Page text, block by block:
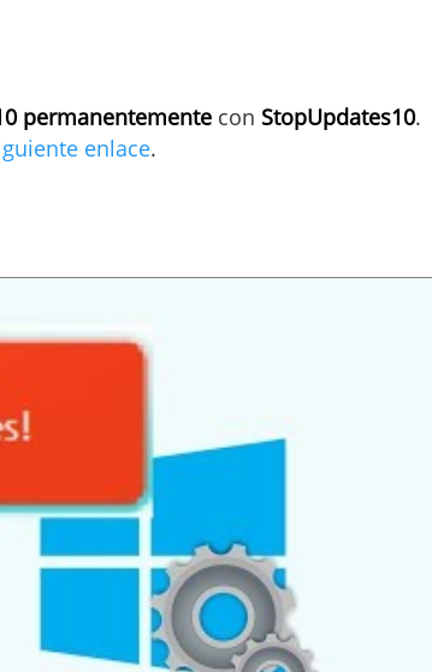
permanentemente con StopUpdates10.
enlace.